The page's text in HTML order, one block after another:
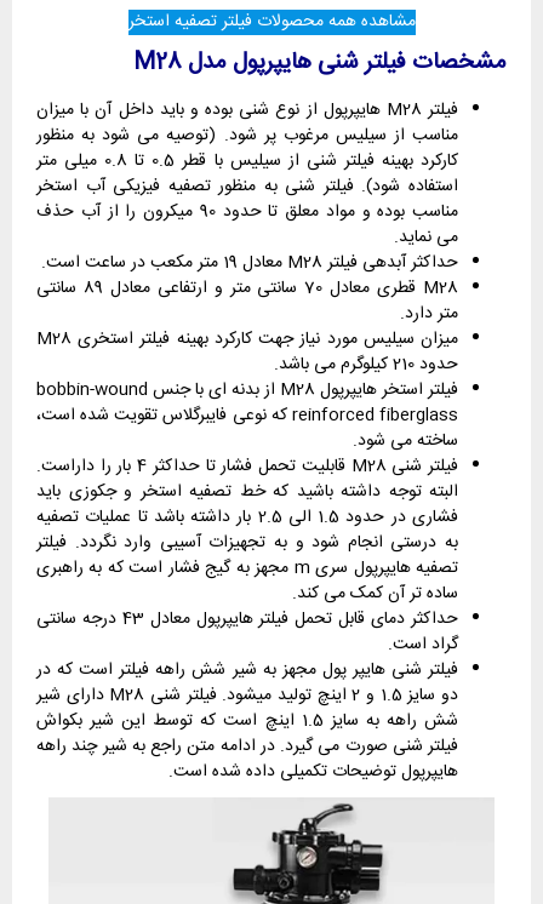
مشاهده همه محصولات فیلتر تصفیه استخر
مشخصات فیلتر شنی هایپرپول مدلM28
فیلتر M28 هایپرپول از نوع شنی بوده و باید داخل آن با میزان
مناسب از سیلیس مرغوب پر شود. (توصیه می شود به منظور
کارکرد بهینه فیلتر شنی از سیلیس با قطر 0.5 تا 0.8 میلی متر
استفاده شود). فیلتر شنی به منظور تصفیه فیزیکی آب استخر
مناسب بوده و مواد معلق تا حدود 90 میکرون را از آب حذف
می نماید.
حداکثر آبدهی فیلتر M28 معادل 19 متر مکعب در ساعت است.
M28 قطری معادل 70 سانتی متر و ارتفاعی معادل 89 سانتی
متر دارد.
میزان سیلیس مورد نیاز جهت کارکرد بهینه فیلتر استخری M28
حدود 210 کیلوگرم می باشد.
فیلتر استخر هایپرپول M28 از بدنه ای با جنس bobbin-wound
reinforced fiberglass که نوعی فایبرگلاس تقویت شده است،
ساخته می شود.
فیلتر شنی M28 قابلیت تحمل فشار تا حداکثر 4 بار را داراست.
البته توجه داشته باشید که خط تصفیه استخر و جکوزی باید
فشاری در حدود 1.5 الی 2.5 بار داشته باشد تا عملیات تصفیه
به درستی انجام شود و به تجهیزات آسیبی وارد نگردد. فیلتر
تصفیه هایپرپول سری m مجهز به گیج فشار است که به راهبری
ساده تر آن کمک می کند.
حداکثر دمای قابل تحمل فیلتر هایپرپول معادل 43 درجه سانتی
گراد است.
فیلتر شنی هایپر پول مجهز به شیر شش راهه فیلتر است که در
دو سایز 1.5 و 2 اینچ تولید میشود. فیلتر شنی M28 دارای شیر
شش راهه به سایز 1.5 اینچ است که توسط این شیر بکواش
فیلتر شنی صورت می گیرد. در ادامه متن راجع به شیر چند راهه
هایپرپول توضیحات تکمیلی داده شده است.